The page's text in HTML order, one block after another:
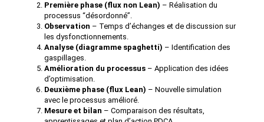
Première phase (flux non Lean) – Réalisation du
processus “désordonné”.
Observation – Temps d’échanges et de discussion sur
les dysfonctionnements.
Analyse (diagramme spaghetti) – Identification des
gaspillages.
Amélioration du processus – Application des idées
d’optimisation.
Deuxième phase (flux Lean) – Nouvelle simulation
avec le processus amélioré.
Mesure et bilan – Comparaison des résultats,